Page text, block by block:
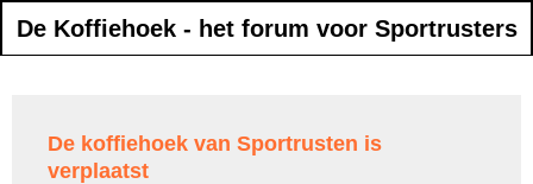
De Koffiehoek - het forum voor Sportrusters
De koffiehoek van Sportrusten is
verplaatst